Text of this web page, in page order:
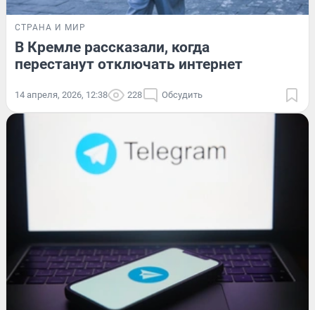
СТРАНА И МИР
В Кремле рассказали, когда
перестанут отключать интернет
14 апреля, 2026, 12:38 228 Обсудить